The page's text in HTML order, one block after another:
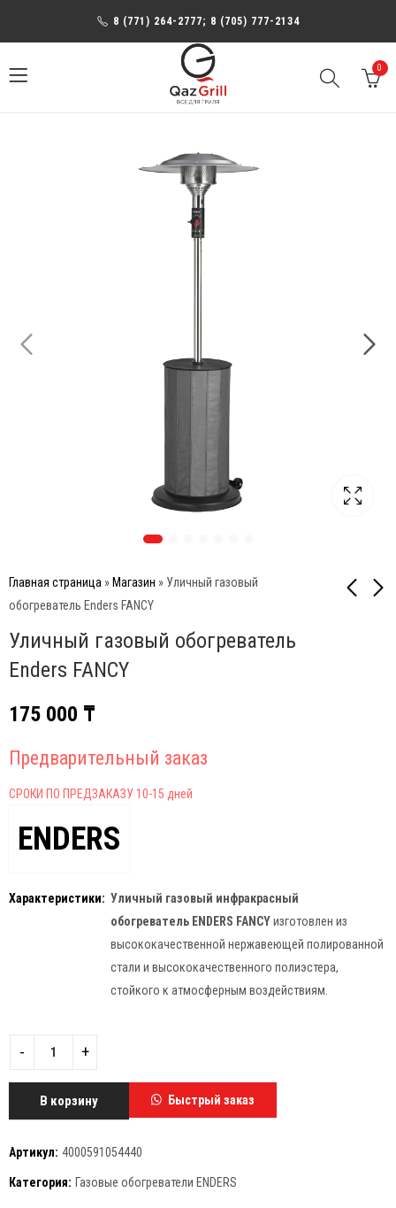
8 (771) 264-2777; 8 (705) 777-2134
0
Главная страница » Магазин » Уличный газовый
обогреватель Enders FANCY
Уличный газовый обогреватель
Enders FANCY
Уличный газовый
Лопатка для гриля
175 000 ₸
Предварительный заказ
СРОКИ ПО ПРЕДЗАКАЗУ 10-15 дней
ENDERS
Характеристики: Уличный газовый инфракрасный
обогреватель ENDERS FANCYизготовлен из
высококачественной нержавеющей полированной
стали и высококачественного полиэстера,
стойкого к атмосферным воздействиям.
В корзину Быстрый заказ
Артикул: 4000591054440
Категория: Газовые обогреватели ENDERS